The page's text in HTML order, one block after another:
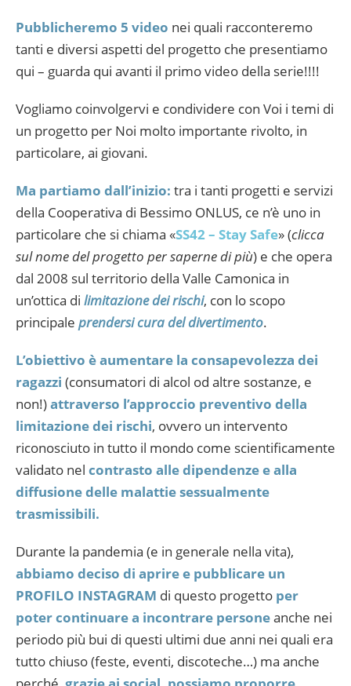
Pubblicheremo 5 video nei quali racconteremo
tanti e diversi aspetti del progetto che presentiamo
qui – guarda qui avanti il primo video della serie!!!!
Vogliamo coinvolgervi e condividere con Voi i temi di
un progetto per Noi molto importante rivolto, in
particolare, ai giovani.
Ma partiamo dall’inizio: tra i tanti progetti e servizi
della Cooperativa di Bessimo ONLUS, ce n’è uno in
particolare che si chiama «SS42 – Stay Safe» (clicca
sul nome del progetto per saperne di più) e che opera
dal 2008 sul territorio della Valle Camonica in
un’ottica di limitazione dei rischi, con lo scopo
principale prendersi cura del divertimento.
L’obiettivo è aumentare la consapevolezza dei
ragazzi (consumatori di alcol od altre sostanze, e
non!)attraverso l’approccio preventivo della
limitazione dei rischi, ovvero un intervento
riconosciuto in tutto il mondo come scientificamente
validato nel contrasto alle dipendenze e alla
diffusione delle malattie sessualmente
trasmissibili.
Durante la pandemia (e in generale nella vita),
abbiamo deciso di aprire e pubblicare un
PROFILO INSTAGRAM di questo progetto per
poter continuare a incontrare personeanche nei
periodo più bui di questi ultimi due anni nei quali era
tutto chiuso (feste, eventi, discoteche…) ma anche